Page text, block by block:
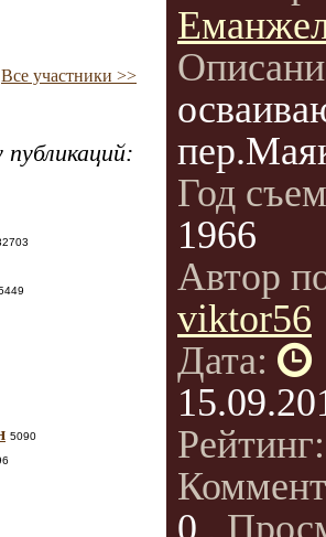
Все участники >>
публикаций:
5090
Год
1966
Автор
viktor56
Дата:
0 ,